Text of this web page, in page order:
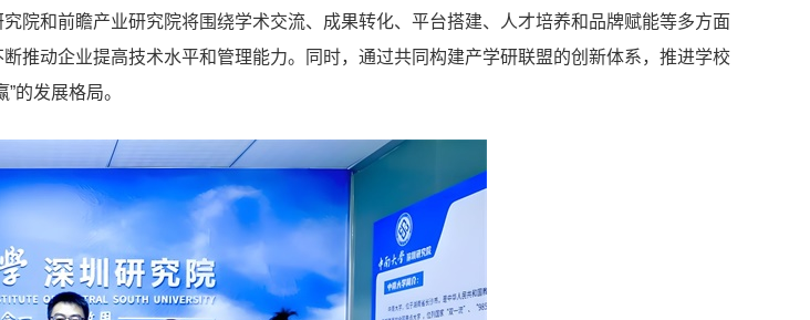
院和前瞻产业研究院将围绕学术交流、成果转化、平台搭建、人才培养和品牌赋能等多方面
推动企业提高技术水平和管理能力。同时，通过共同构建产学研联盟的创新体系，推进学校
的发展格局。